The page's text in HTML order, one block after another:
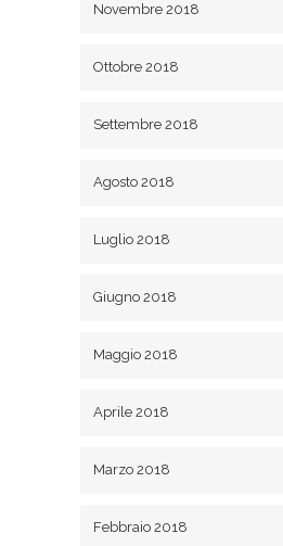
Novembre 2018
Ottobre 2018
Settembre 2018
Agosto 2018
Luglio 2018
Giugno 2018
Maggio 2018
Aprile 2018
Marzo 2018
Febbraio 2018